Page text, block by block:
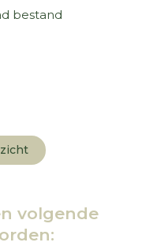
bestand
volgende